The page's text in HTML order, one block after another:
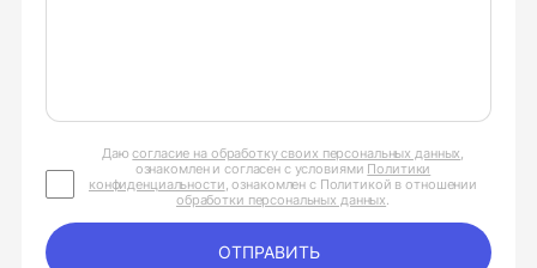
Даюсогласие на обработку своих персональных данных,
ознакомлен и согласен с условиями Политики
конфиденциальности, ознакомлен с Политикой в отношении
обработки персональных данных.
ОТПРАВИТЬ